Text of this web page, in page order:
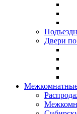
Двери